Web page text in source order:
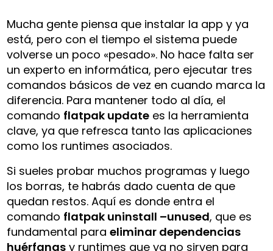
Mucha gente piensa que instalar la app y ya
está, pero con el tiempo el sistema puede
volverse un poco «pesado». No hace falta ser
un experto en informática, pero ejecutar tres
comandos básicos de vez en cuando marca la
diferencia. Para mantener todo al día, el
comando flatpak update es la herramienta
clave, ya que refresca tanto las aplicaciones
como los runtimes asociados.
Si sueles probar muchos programas y luego
los borras, te habrás dado cuenta de que
quedan restos. Aquí es donde entra el
comando flatpak uninstall –unused, que es
fundamental paraeliminar dependencias
huérfanas y runtimes que ya no sirven para